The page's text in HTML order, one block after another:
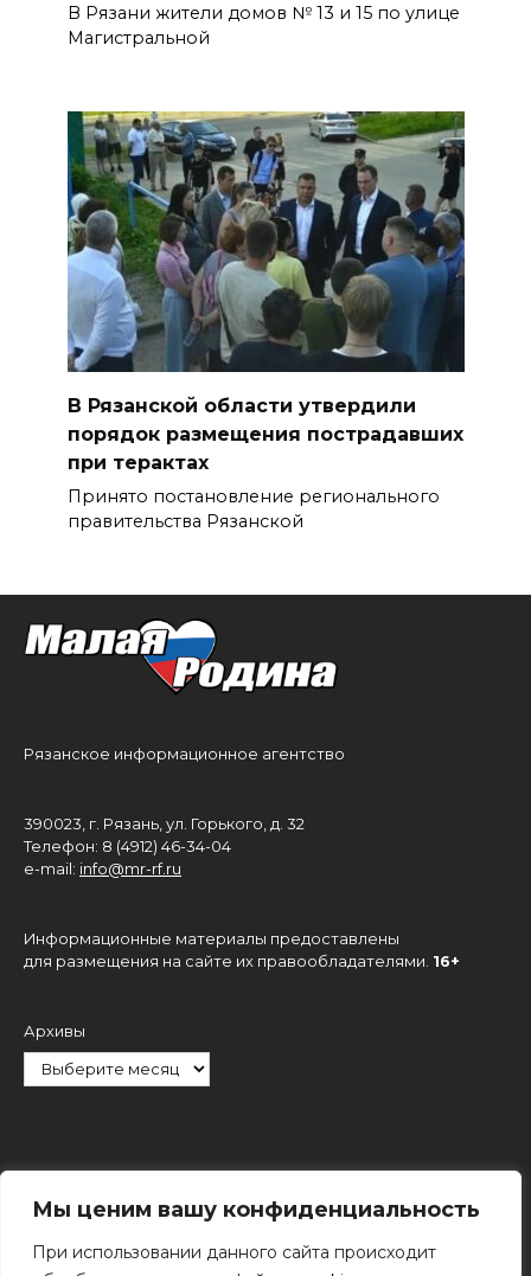
Мы ценим вашу конфиденциальность
При использовании данного сайта происходит
В Рязани жители домов № 13 и 15 по улице
Магистральной
В Рязанской области утвердили
порядок размещения пострадавших
при терактах
Принято постановление регионального
правительства Рязанской
Рязанское информационное агентство
390023, г. Рязань, ул. Горького, д. 32
Телефон: 8 (4912) 46-34-04
e-mail: info@mr-rf.ru
Информационные материалы предоставлены
для размещения на сайте их правообладателями. 16+
Архивы